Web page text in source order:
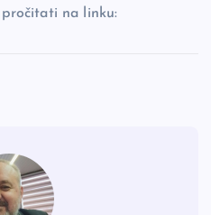
na linku: